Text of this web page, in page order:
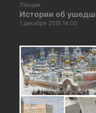
Лекции
Истории об
1 декабря 2018 14:00